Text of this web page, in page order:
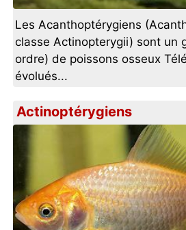
Les Acanthoptérygiens
classe Actinopterygii) sont un
ordre) de poissons osseux
évolués...
Actinoptérygiens